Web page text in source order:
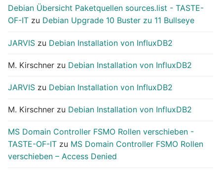
Debian Übersicht Paketquellen sources.list - TASTE-
OF-IT zu Debian Upgrade 10 Buster zu 11 Bullseye
JARVIS zu Debian Installation von InfluxDB2
M. Kirschner zu Debian Installation von InfluxDB2
JARVIS zu Debian Installation von InfluxDB2
M. Kirschner zu Debian Installation von InfluxDB2
MS Domain Controller FSMO Rollen verschieben -
TASTE-OF-IT zu MS Domain Controller FSMO Rollen
verschieben – Access Denied